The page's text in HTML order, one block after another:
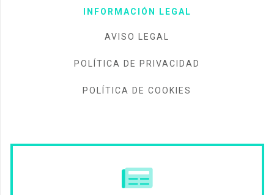
INFORMACIÓN LEGAL
AVISO LEGAL
POLÍTICA DE PRIVACIDAD
POLÍTICA DE COOKIES